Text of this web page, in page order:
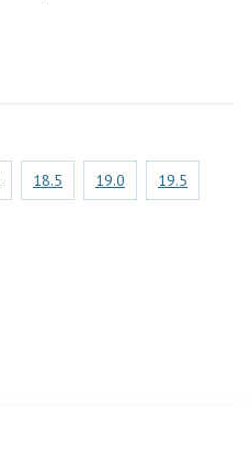
18.5 19.0 19.5